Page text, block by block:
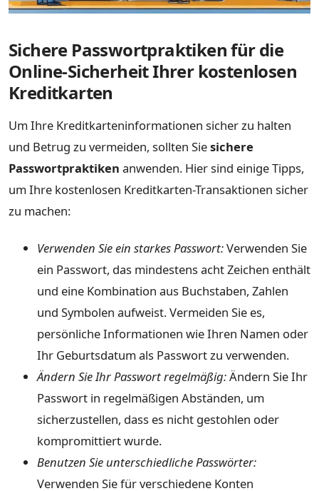
Sichere Passwortpraktiken für die
Online-Sicherheit Ihrer kostenlosen
Kreditkarten
Um Ihre Kreditkarteninformationen sicher zu halten
und Betrug zu vermeiden, sollten Siesichere
Passwortpraktiken anwenden. Hier sind einige Tipps,
um Ihre kostenlosen Kreditkarten-Transaktionen sicher
zu machen:
Verwenden Sie ein starkes Passwort:Verwenden Sie
ein Passwort, das mindestens acht Zeichen enthält
und eine Kombination aus Buchstaben, Zahlen
und Symbolen aufweist. Vermeiden Sie es,
persönliche Informationen wie Ihren Namen oder
Ihr Geburtsdatum als Passwort zu verwenden.
Ändern Sie Ihr Passwort regelmäßig:Ändern Sie Ihr
Passwort in regelmäßigen Abständen, um
sicherzustellen, dass es nicht gestohlen oder
kompromittiert wurde.
Benutzen Sie unterschiedliche Passwörter:
Verwenden Sie für verschiedene Konten